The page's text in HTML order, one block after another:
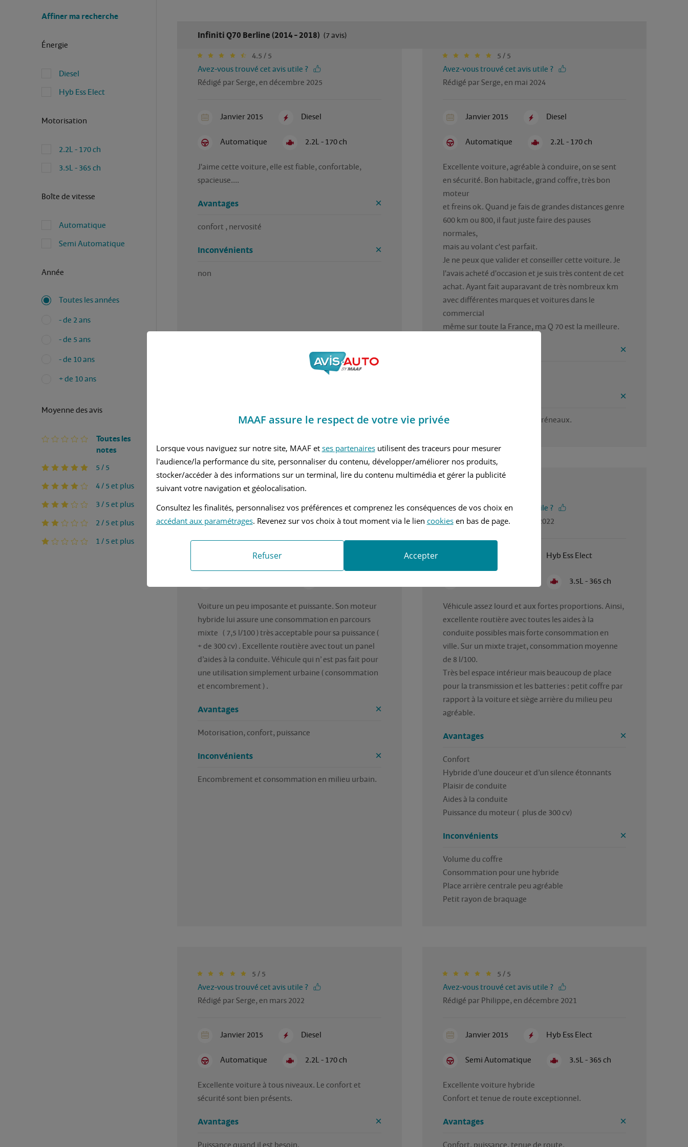
Affiner ma recherche
Énergie
Diesel
Hyb Ess Elect
Motorisation
2.2L - 170 ch
3.5L - 365 ch
Boîte de vitesse
Automatique
Semi Automatique
Année
Toutes les années
- de 2 ans
- de 5 ans
- de 10 ans
+ de 10 ans
Moyenne des avis
Toutes les
notes
5 / 5
4 / 5 et plus
3 / 5 et plus
2 / 5 et plus
1 / 5 et plus
Infiniti Q70 Berline (2014 - 2018) (7 avis)
4.5 / 5
Avez-vous trouvé cet avis utile ?
Rédigé par Serge, en décembre 2025
Janvier 2015 Diesel
Automatique 2.2L - 170 ch
J'aime cette voiture, elle est fiable, confortable,
spacieuse....
Avantages
confort , nervosité
Inconvénients
non
5 / 5
Avez-vous trouvé cet avis utile ?
Rédigé par Serge, en mai 2024
Janvier 2015 Diesel
Automatique 2.2L - 170 ch
Excellente voiture, agréable à conduire, on se sent
en sécurité. Bon habitacle, grand coffre, très bon
moteur
et freins ok. Quand je fais de grandes distances genre
600 km ou 800, il faut juste faire des pauses
normales,
mais au volant c'est parfait.
Je ne peux que valider et conseiller cette voiture. Je
l'avais acheté d'occasion et je suis très content de cet
achat. Ayant fait auparavant de très nombreux km
avec différentes marques et voitures dans le
commercial
même sur toute la France, ma Q 70 est la meilleure.
assez longue pour faire des créneaux.
4 / 5
Avez-vous trouvé cet avis utile ?
Rédigé par Patrick, en août 2023
Janvier 2014
Voiture un peu imposante et puissante. Son moteur
hybride lui assure une consommation en parcours
mixte   ( 7,5 l/100 ) très acceptable pour sa puissance (
+ de 300 cv) . Excellente routière avec tout un panel
d’aides à la conduite. Véhicule qui n’ est pas fait pour
une utilisation simplement urbaine ( consommation
et encombrement ) .
Avantages
Motorisation, confort, puissance
Inconvénients
Encombrement et consommation en milieu urbain.
Avez-vous trouvé cet avis utile ?
Rédigé par Patrick, en août 2022
Hyb Ess Elect
3.5L - 365 ch
Véhicule assez lourd et aux fortes proportions. Ainsi,
excellente routière avec toutes les aides à la
conduite possibles mais forte consommation en
ville. Sur un mixte trajet, consommation moyenne
de 8 l/100.
Très bel espace intérieur mais beaucoup de place
pour la transmission et les batteries : petit coffre par
rapport à la voiture et siège arrière du milieu peu
Avantages
Confort
Hybride d’une douceur et d’un silence étonnants
Plaisir de conduite
Aides à la conduite
Puissance du moteur (  plus de 300 cv)
Inconvénients
Volume du coffre
Consommation pour une hybride
Place arrière centrale peu agréable
Petit rayon de braquage
5 / 5
Avez-vous trouvé cet avis utile ?
Rédigé par Serge, en mars 2022
Janvier 2015 Diesel
Automatique 2.2L - 170 ch
Excellente voiture à tous niveaux. Le confort et
sécurité sont bien présents.
Avantages
5 / 5
Avez-vous trouvé cet avis utile ?
Rédigé par Philippe, en décembre 2021
Janvier 2015 Hyb Ess Elect
Semi Automatique 3.5L - 365 ch
Excellente voiture hybride
Confort et tenue de route exceptionnel.
Avantages
MAAF assure le respect de votre vie privée
Lorsque vous naviguez sur notre site, MAAF et ses partenairesutilisent des traceurs pour mesurer
l'audience/la performance du site, personnaliser du contenu, développer/améliorer nos produits,
stocker/accéder à des informations sur un terminal, lire du contenu multimédia et gérer la publicité
suivant votre navigation et géolocalisation.
Consultez les finalités, personnalisez vos préférences et comprenez les conséquences de vos choix en
accédant aux paramétrages. Revenez sur vos choix à tout moment via le lien cookiesen bas de page.
Refuser Accepter